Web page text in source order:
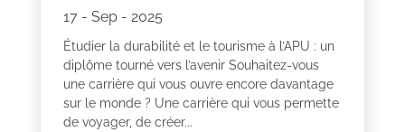
17 - Sep - 2025
Étudier la durabilité et le tourisme à l’APU : un
diplôme tourné vers l’avenir Souhaitez-vous
une carrière qui vous ouvre encore davantage
sur le monde ? Une carrière qui vous permette
de voyager, de créer...